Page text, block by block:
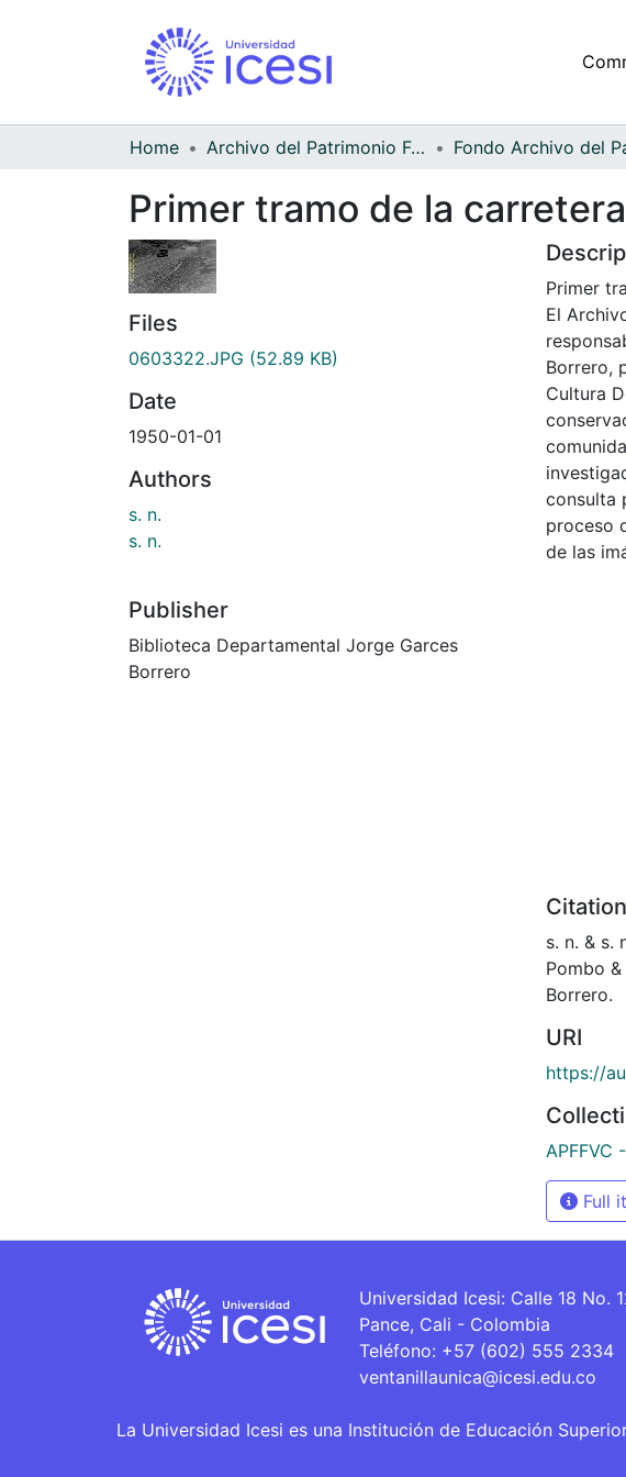
Home Archivo del Patrimonio Fotográfico y Fílmico del Valle del Cauca
Primer tramo de la
Files
0603322.JPG (52.89 KB)
Date
1950-01-01
Authors
s. n.
s. n.
Publisher
Biblioteca Departamental Jorge Garces
Borrero
Primer
El
Borrero,
Cultura
consulta
proceso
de las
Citation
s. n. & s.
Pombo
Borrero.
URI
https://
APFFVC
Full
Universidad Icesi: Calle 18 No.
Pance, Cali - Colombia
Teléfono: +57 (602) 555 2334
ventanillaunica@icesi.edu.co
La Universidad Icesi es una Institución de Educación